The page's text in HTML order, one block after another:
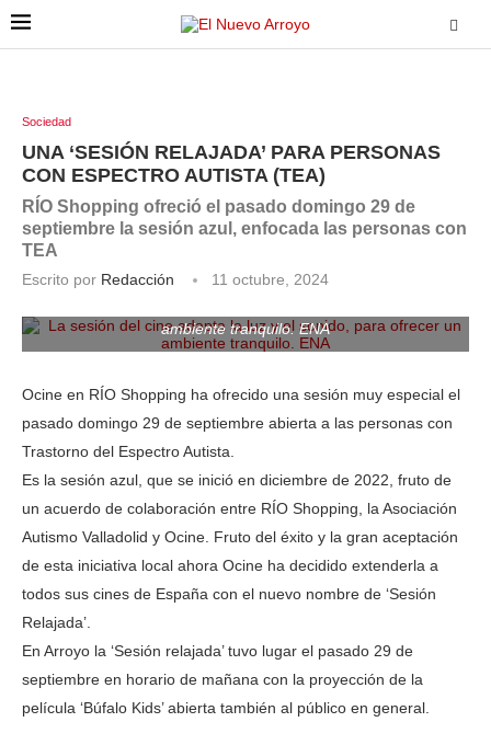
Sociedad
UNA ‘SESIÓN RELAJADA’ PARA PERSONAS
CON ESPECTRO AUTISTA (TEA)
RÍO Shopping ofreció el pasado domingo 29 de
septiembre la sesión azul, enfocada las personas con
TEA
Escrito por Redacción
11 octubre, 2024
ambiente tranquilo. ENA
Ocine en RÍO Shopping ha ofrecido una sesión muy especial el
pasado domingo 29 de septiembre abierta a las personas con
Trastorno del Espectro Autista.
Es la sesión azul, que se inició en diciembre de 2022, fruto de
un acuerdo de colaboración entre RÍO Shopping, la Asociación
Autismo Valladolid y Ocine. Fruto del éxito y la gran aceptación
de esta iniciativa local ahora Ocine ha decidido extenderla a
todos sus cines de España con el nuevo nombre de ‘Sesión
Relajada’.
En Arroyo la ‘Sesión relajada’ tuvo lugar el pasado 29 de
septiembre en horario de mañana con la proyección de la
película ‘Búfalo Kids’ abierta también al público en general.